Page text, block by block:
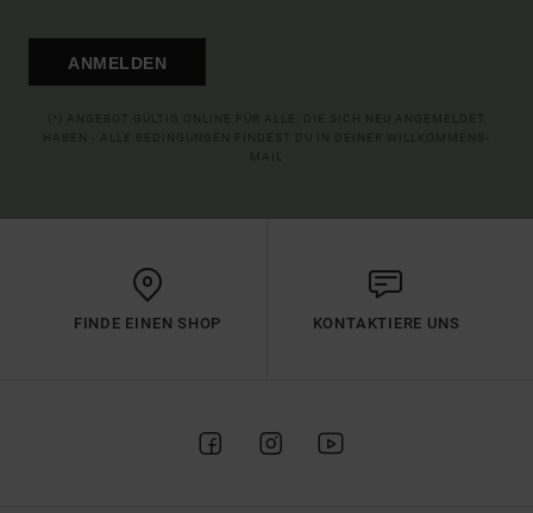
ANMELDEN
FINDE EINEN SHOP KONTAKTIERE UNS